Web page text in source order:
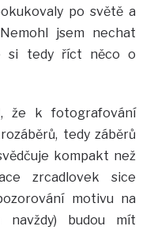
po světě a
jsem nechat
si tedy říct něco o
že k fotografování
tedy záběrů
kompakt než
zrcadlovek sice
motivu na
budou mít